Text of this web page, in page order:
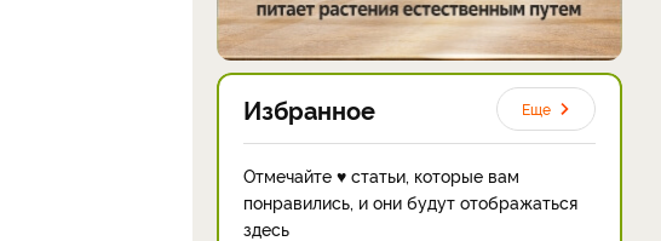
Избранное Еще
Отмечайте ♥ статьи, которые вам
понравились, и они будут отображаться
здесь